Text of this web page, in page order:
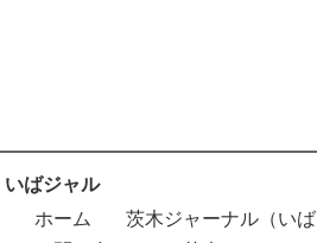
いばジャル
ホーム
茨木ジャーナル（い